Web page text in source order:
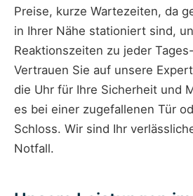
Preise, kurze Wartezeiten, da
in Ihrer Nähe stationiert sind,
Reaktionszeiten zu jeder
Vertrauen Sie auf unsere
die Uhr für Ihre Sicherheit und
es bei einer zugefallenen Tür
Schloss. Wir sind Ihr
Notfall.